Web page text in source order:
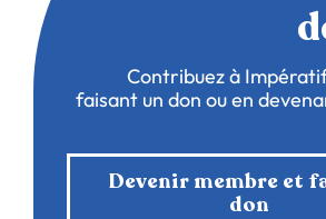
Contribuez à
faisant un don ou en
Devenir membre et
don